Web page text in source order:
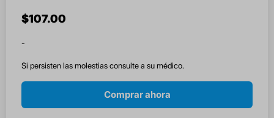
$107.00
-
Si persisten las molestias consulte a su médico.
Comprar ahora